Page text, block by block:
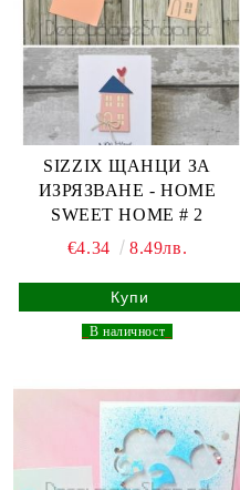
SIZZIX ЩАНЦИ ЗА
ИЗРЯЗВАНЕ - HOME
SWEET HOME # 2
€4.34
8.49лв.
В наличност